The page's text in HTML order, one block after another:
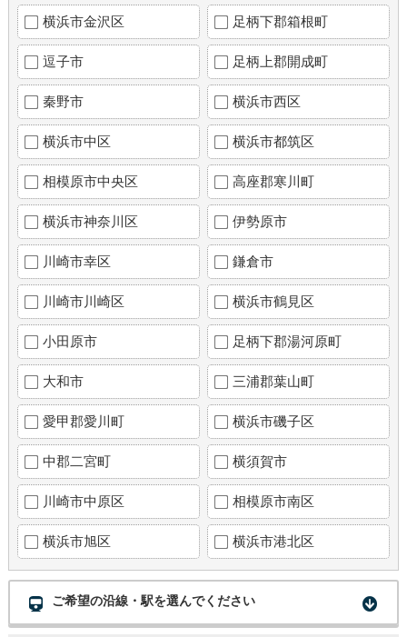
横浜市金沢区 足柄下郡箱根町
逗子市 足柄上郡開成町
秦野市 横浜市西区
横浜市中区 横浜市都筑区
相模原市中央区 高座郡寒川町
横浜市神奈川区 伊勢原市
川崎市幸区 鎌倉市
川崎市川崎区 横浜市鶴見区
小田原市 足柄下郡湯河原町
大和市 三浦郡葉山町
愛甲郡愛川町 横浜市磯子区
中郡二宮町 横須賀市
川崎市中原区 相模原市南区
横浜市旭区 横浜市港北区
ご希望の沿線・駅を選んでください